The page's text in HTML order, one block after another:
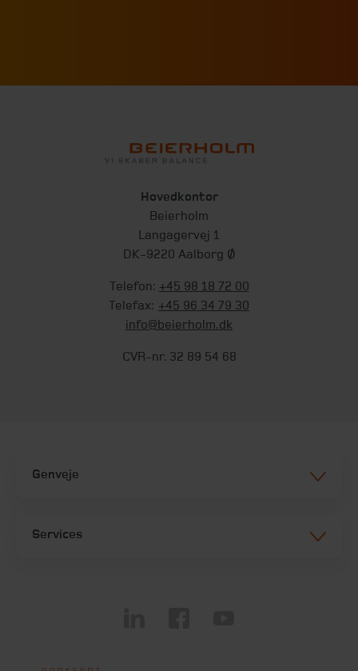
Hovedkontor
Beierholm
Langagervej 1
DK-9220 Aalborg Ø
Telefon: +45 98 18 72 00
Telefax: +45 96 34 79 30
info@beierholm.dk
CVR-nr. 32 89 54 68
Genveje
Services